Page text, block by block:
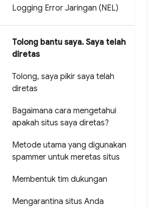
Logging Error Jaringan (NEL)
Tolong bantu saya. Saya telah
diretas
Tolong, saya pikir saya telah
diretas
Bagaimana cara mengetahui
apakah situs saya diretas?
Metode utama yang digunakan
spammer untuk meretas situs
Membentuk tim dukungan
Mengarantina situs Anda